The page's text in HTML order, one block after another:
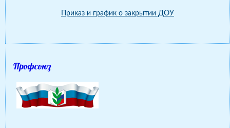
Приказ и график о закрытии ДОУ
Профсоюз